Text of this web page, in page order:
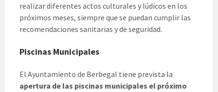
realizar diferentes actos culturales y lúdicos en los
próximos meses, siempre que se puedan cumplir las
recomendaciones sanitarias y de seguridad.
Piscinas Municipales
El Ayuntamiento de Berbegal tiene prevista la
apertura de las piscinas municipales el próximo